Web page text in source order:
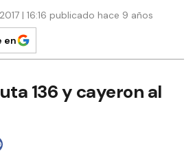
| 16:16 publicado hace 9 años
en
136 y cayeron al